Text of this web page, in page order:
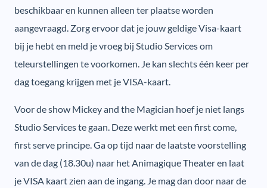
beschikbaar en kunnen alleen ter plaatse worden
aangevraagd. Zorg ervoor dat je jouw geldige Visa-kaart
bij je hebt en meld je vroeg bij Studio Services om
teleurstellingen te voorkomen. Je kan slechts één keer per
dag toegang krijgen met je VISA-kaart.
Voor de show Mickey and the Magician hoef je niet langs
Studio Services te gaan. Deze werkt met een first come,
first serve principe. Ga op tijd naar de laatste voorstelling
van de dag (18.30u) naar het Animagique Theater en laat
je VISA kaart zien aan de ingang. Je mag dan door naar de